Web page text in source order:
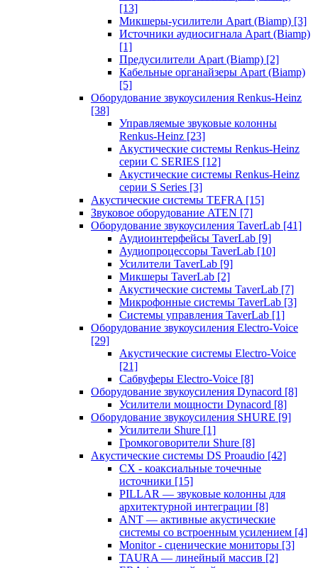
[13]
Микшеры-усилители Apart (Biamp) [3]
Источники аудиосигнала Apart (Biamp)
[1]
Предусилители Apart (Biamp) [2]
Кабельные органайзеры Apart (Biamp)
[5]
Оборудование звукоусиления Renkus-Heinz
[38]
Управляемые звуковые колонны
Renkus-Heinz [23]
Акустические системы Renkus-Heinz
серии C SERIES [12]
Акустические системы Renkus-Heinz
серии S Series [3]
Акустические системы TEFRA [15]
Звуковое оборудование ATEN [7]
Оборудование звукоусиления TaverLab [41]
Аудиоинтерфейсы TaverLab [9]
Аудиопроцессоры TaverLab [10]
Усилители TaverLab [9]
Микшеры TaverLab [2]
Акустические системы TaverLab [7]
Микрофонные системы TaverLab [3]
Системы управления TaverLab [1]
Оборудование звукоусиления Electro-Voice
[29]
Акустические системы Electro-Voice
[21]
Сабвуферы Electro-Voice [8]
Оборудование звукоусиления Dynacord [8]
Усилители мощности Dynacord [8]
Оборудование звукоусиления SHURE [9]
Усилители Shure [1]
Громкоговорители Shure [8]
Акустические системы DS Proaudio [42]
CX - коаксиальные точечные
источники [15]
PILLAR — звуковые колонны для
архитектурной интеграции [8]
ANT — активные акустические
системы со встроенным усилением [4]
Monitor - сценические мониторы [3]
TAURA — линейный массив [2]